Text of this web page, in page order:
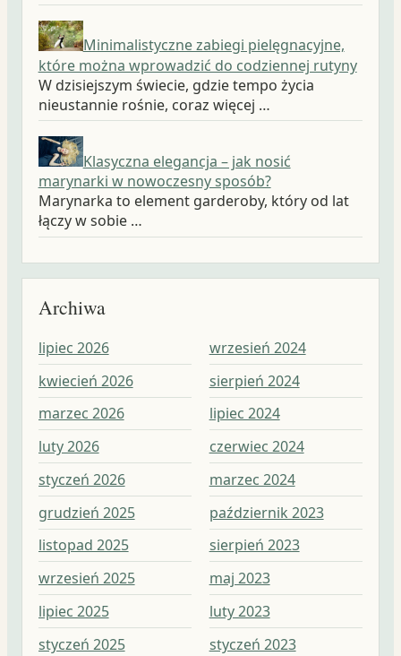
Minimalistyczne zabiegi pielęgnacyjne,
które można wprowadzić do codziennej rutyny
W dzisiejszym świecie, gdzie tempo życia
nieustannie rośnie, coraz więcej …
Klasyczna elegancja – jak nosić
marynarki w nowoczesny sposób?
Marynarka to element garderoby, który od lat
łączy w sobie …
Archiwa
lipiec 2026
kwiecień 2026
marzec 2026
luty 2026
styczeń 2026
grudzień 2025
listopad 2025
wrzesień 2025
lipiec 2025
styczeń 2025
wrzesień 2024
sierpień 2024
lipiec 2024
czerwiec 2024
marzec 2024
październik 2023
sierpień 2023
maj 2023
luty 2023
styczeń 2023